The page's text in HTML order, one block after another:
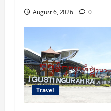
August 6, 2026 0
Travel